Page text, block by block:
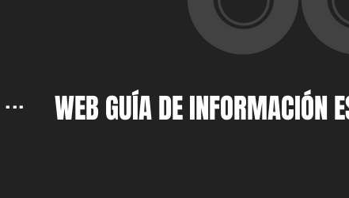
... WEB GUÍA DE INFORMACIÓN